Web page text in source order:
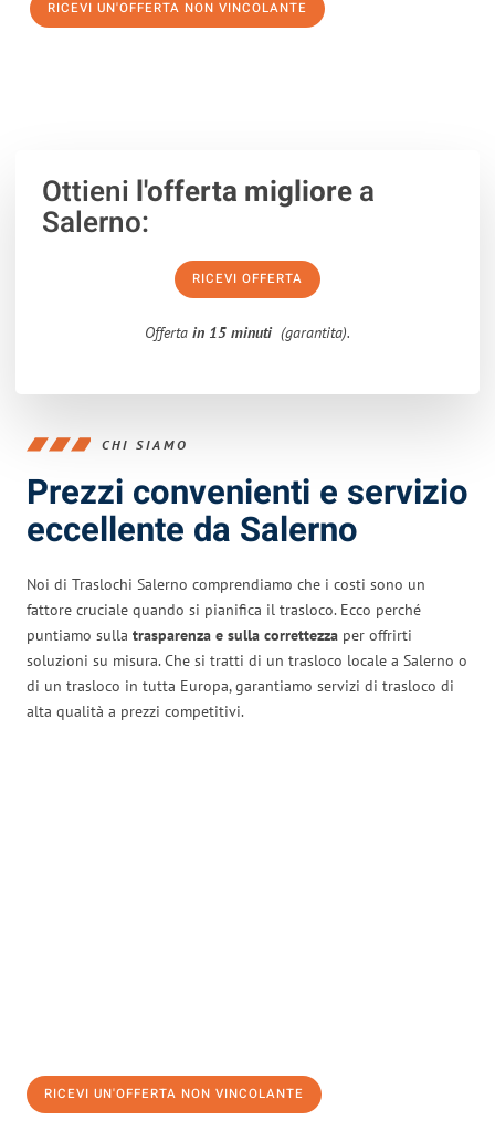
RICEVI UN'OFFERTA NON VINCOLANTE
Ottieni l'offerta migliorea
Salerno:
RICEVI OFFERTA
Offerta in 15 minuti (garantita).
CHI SIAMO
Prezzi convenienti e servizio
eccellente da Salerno
Noi di Traslochi Salerno comprendiamo che i costi sono un
fattore cruciale quando si pianifica il trasloco. Ecco perché
puntiamo sulla trasparenza e sulla correttezza per offrirti
soluzioni su misura. Che si tratti di un trasloco locale a Salerno o
di un trasloco in tutta Europa, garantiamo servizi di trasloco di
alta qualità a prezzi competitivi.
RICEVI UN'OFFERTA NON VINCOLANTE